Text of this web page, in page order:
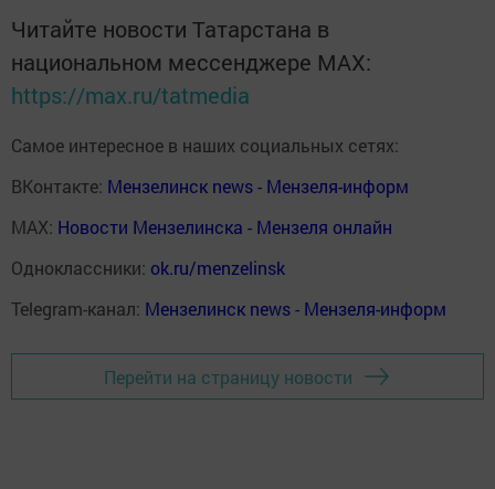
Читайте новости Татарстана в
национальном мессенджере MАХ:
https://max.ru/tatmedia
Самое интересное в наших социальных сетях:
ВКонтакте: Мензелинск news - Мензеля-информ
MAX: Новости Мензелинска - Мензеля онлайн
Одноклассники: ok.ru/menzelinsk
Telegram-канал: Мензелинск news - Мензеля-информ
Перейти на страницу новости